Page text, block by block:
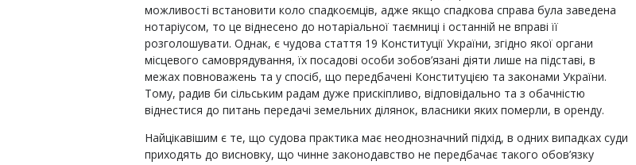
можливості встановити коло спадкоємців, адже якщо спадкова справа була заведена
нотаріусом, то це віднесено до нотаріальної таємниці і останній не вправі її
розголошувати. Однак, є чудова стаття 19 Конституції України, згідно якої органи
місцевого самоврядування, їх посадові особи зобов’язані діяти лише на підставі, в
межах повноважень та у спосіб, що передбачені Конституцією та законами України.
Тому, радив би сільським радам дуже прискіпливо, відповідально та з обачністю
віднестися до питань передачі земельних ділянок, власники яких померли, в оренду.
Найцікавішим є те, що судова практика має неоднозначний підхід, в одних випадках суди
приходять до висновку, що чинне законодавство не передбачає такого обов’язку